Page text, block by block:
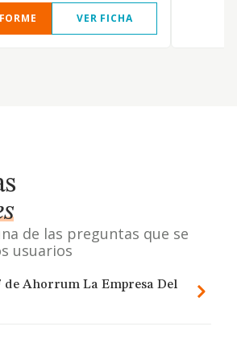
VER FICHA
de las preguntas que se
usuarios
de Ahorrum La Empresa Del